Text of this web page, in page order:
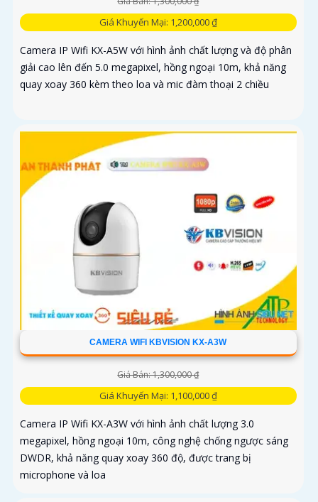
Giá Khuyến Mại: 1,200,000 ₫
Camera IP Wifi KX-A5W với hình ảnh chất lượng và độ phân
giải cao lên đến 5.0 megapixel, hồng ngoại 10m, khả năng
quay xoay 360 kèm theo loa và mic đàm thoại 2 chiều
CAMERA WIFI KBVISION KX-A3W
Giá Bán: 1,300,000 ₫
Giá Khuyến Mại: 1,100,000 ₫
Camera IP Wifi KX-A3W với hình ảnh chất lượng 3.0
megapixel, hồng ngoại 10m, công nghệ chống ngược sáng
DWDR, khả năng quay xoay 360 độ, được trang bị
microphone và loa